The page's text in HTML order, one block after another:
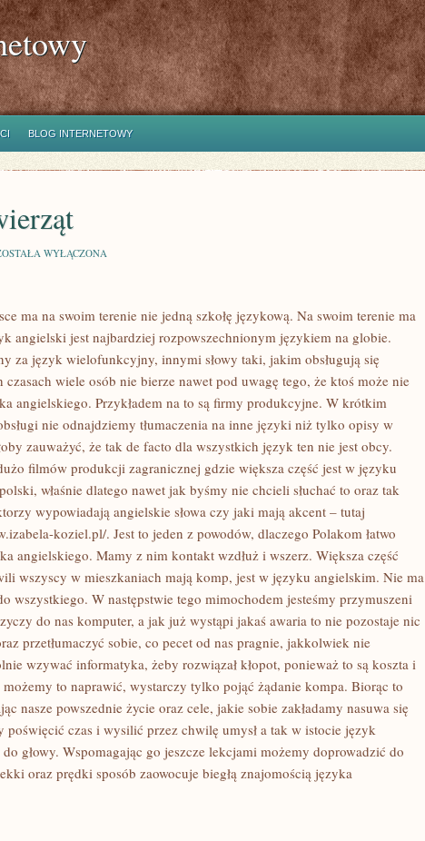
BLOG INTERNETOWY
WYŁĄCZONA
ma na swoim terenie nie jedną szkołę językową. Na swoim terenie ma
angielski jest najbardziej rozpowszechnionym językiem na globie.
za język wielofunkcyjny, innymi słowy taki, jakim obsługują się
czasach wiele osób nie bierze nawet pod uwagę tego, że ktoś może nie
angielskiego. Przykładem na to są firmy produkcyjne. W krótkim
nie odnajdziemy tłumaczenia na inne języki niż tylko opisy w
zauważyć, że tak de facto dla wszystkich język ten nie jest obcy.
filmów produkcji zagranicznej gdzie większa część jest w języku
właśnie dlatego nawet jak byśmy nie chcieli słuchać to oraz tak
wypowiadają angielskie słowa czy jaki mają akcent – tutaj
koziel.pl/. Jest to jeden z powodów, dlaczego Polakom łatwo
angielskiego. Mamy z nim kontakt wzdłuż i wszerz. Większa część
wszyscy w mieszkaniach mają komp, jest w języku angielskim. Nie ma
wszystkiego. W następstwie tego mimochodem jesteśmy przymuszeni
do nas komputer, a jak już wystąpi jakaś awaria to nie pozostaje nic
przetłumaczyć sobie, co pecet od nas pragnie, jakkolwiek nie
wzywać informatyka, żeby rozwiązał kłopot, ponieważ to są koszta i
możemy to naprawić, wystarczy tylko pojąć żądanie kompa. Biorąc to
nasze powszednie życie oraz cele, jakie sobie zakładamy nasuwa się
poświęcić czas i wysilić przez chwilę umysł a tak w istocie język
głowy. Wspomagając go jeszcze lekcjami możemy doprowadzić do
oraz prędki sposób zaowocuje biegłą znajomością języka